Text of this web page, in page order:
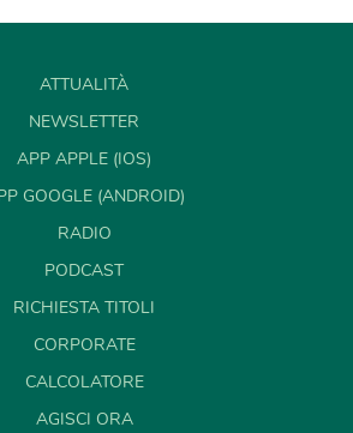
ATTUALITÀ
NEWSLETTER
APP APPLE (IOS)
GOOGLE (ANDROID)
RADIO
PODCAST
RICHIESTA TITOLI
CORPORATE
CALCOLATORE
AGISCI ORA